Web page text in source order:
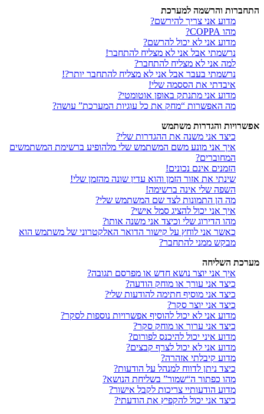
התחברות והרשמה למערכת
מדוע אני צריך להירשם?
מהו COPPA?
מדוע אני לא יכול להרשם?
נרשמתי אבל אני לא מצליח להתחבר!
למה אני לא מצליח להתחבר?
נרשמתי בעבר אבל אני לא מצליח להתחבר יותר?!
איבדתי את הססמה שלי!
מדוע אני מתנתק באופן אוטומטי?
מה האפשרות “מחק את כל עוגיות המערכת” עושה?
אפשרויות והגדרות משתמש
כיצד אני משנה את ההגדרות שלי?
איך אני מונע משם המשתמש שלי מלהופיע ברשימת המשתמשים
המחוברים?
הזמנים אינם נכונים!
שינתי את אזור הזמן והוא עדין שונה מהזמן שלי!
השפה שלי אינה ברשימה!
מה הן התמונות לצד שם המשתמש שלי?
איך אני יכול להציג סמל אישי?
מהו הדירוג שלי וכיצד אני משנה אותו?
כאשר אני לוחץ על קישור הדואר האלקטרוני של משתמש הוא
מבקש ממני להתחבר?
מערכת השליחה
איך אני יוצר נושא חדש או מפרסם תגובה?
כיצד אני עורך או מוחק הודעה?
כיצד אני מוסיף חתימה להודעות שלי?
כיצד אני יוצר סקר?
מדוע אני לא יכול להוסיף אפשרויות נוספות לסקר?
כיצד אני ערוך או מוחק סקר?
מדוע איני יכול להיכנס לפורום?
מדוע אני לא יכול לצרף קבצים?
מדוע קיבלתי אזהרה?
כיצד ניתן לדווח למנהל על הודעות?
מהו כפתור ה“שמור” בשליחת הנושא?
מדוע הודעותיי צריכות לקבל אישור?
כיצד אני יכול להקפיץ את הודעתי?